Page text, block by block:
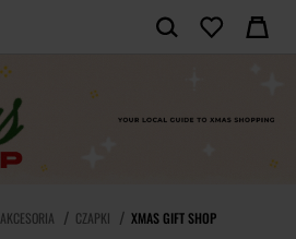
AKCESORIA CZAPKI XMAS GIFT SHOP